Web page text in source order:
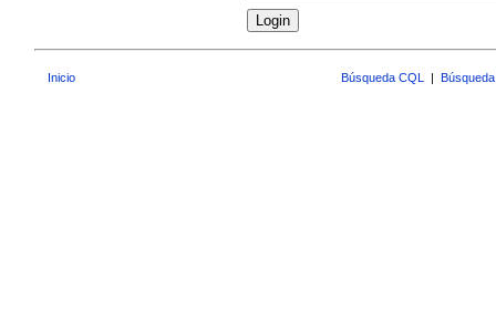
Inicio Búsqueda CQL |